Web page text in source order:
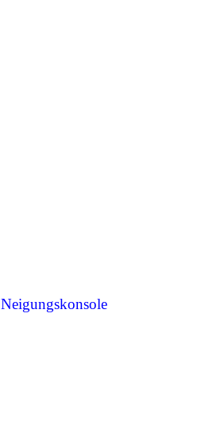
Neigungskonsole